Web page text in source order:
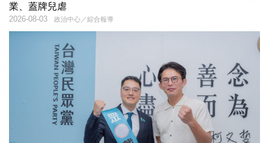
業、蓋牌兒虐
政治中心／綜合報導
2026-08-03